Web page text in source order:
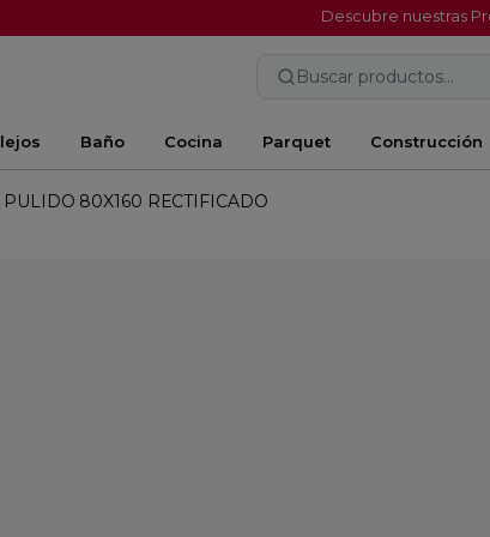
Descubre nuestras
Buscar productos...
Baño Cocina Parquet Construcción
80X160 RECTIFICADO